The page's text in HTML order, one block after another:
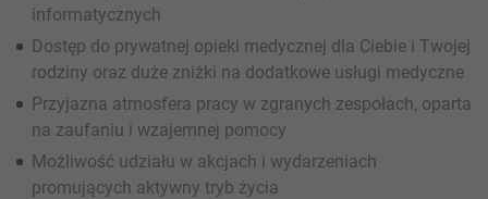
informatycznych
Dostęp do prywatnej opieki medycznej dla Ciebie i Twojej
rodziny oraz duże zniżki na dodatkowe usługi medyczne
Przyjazna atmosfera pracy w zgranych zespołach, oparta
na zaufaniu i wzajemnej pomocy
Możliwość udziału w akcjach i wydarzeniach
promujących aktywny tryb życia